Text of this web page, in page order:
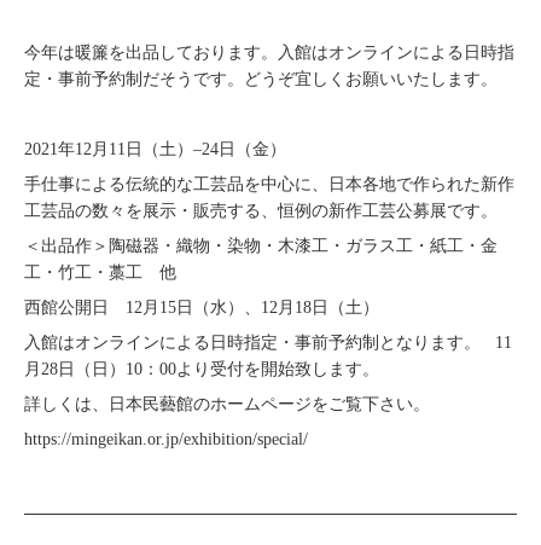
今年は暖簾を出品しております。入館はオンラインによる日時指
定・事前予約制だそうです。どうぞ宜しくお願いいたします。
2021年12月11日（土）–24日（金）
手仕事による伝統的な工芸品を中心に、日本各地で作られた新作
工芸品の数々を展示・販売する、恒例の新作工芸公募展です。
＜出品作＞陶磁器・織物・染物・木漆工・ガラス工・紙工・金
工・竹工・藁工 他
西館公開日 12月15日（水）、12月18日（土）
入館はオンラインによる日時指定・事前予約制となります。 11
月28日（日）10：00より受付を開始致します。
詳しくは、日本民藝館のホームページをご覧下さい。
https://mingeikan.or.jp/exhibition/special/